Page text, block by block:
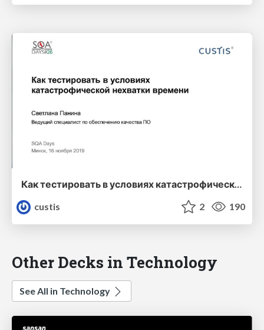
Как тестировать в условиях катастрофической нехватки времени
custis
2 190
Other Decks in Technology
See All in Technology